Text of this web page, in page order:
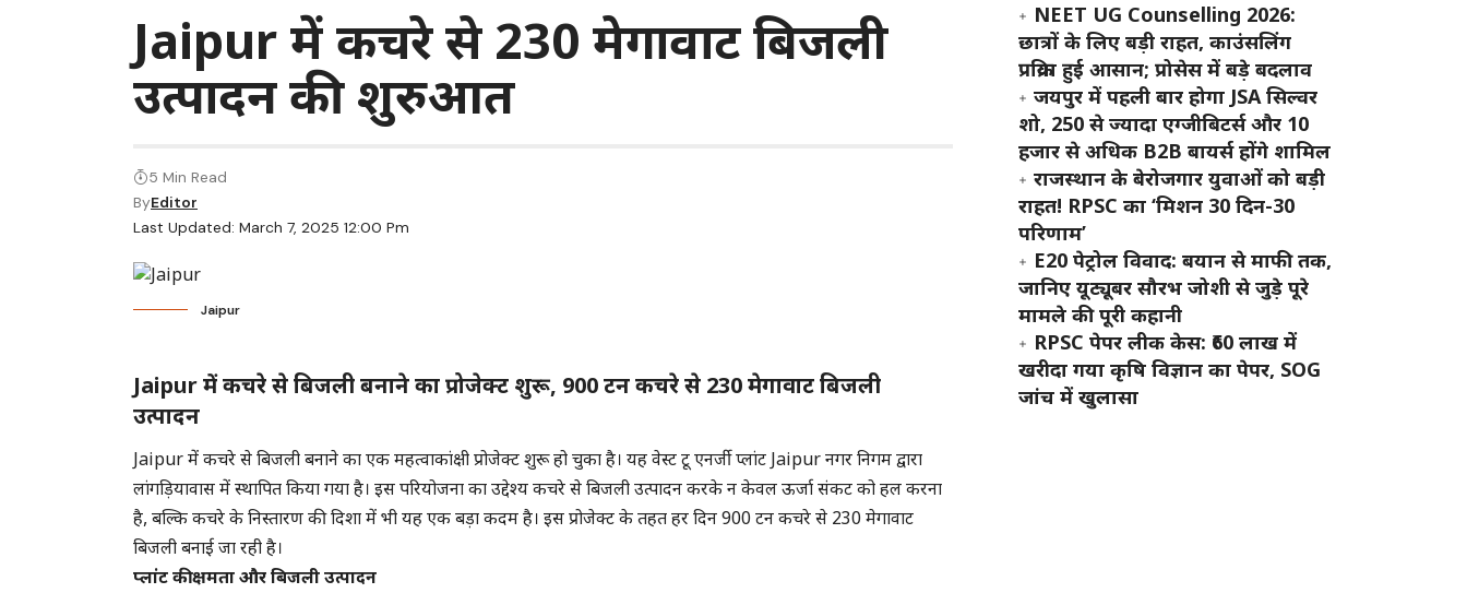
Jaipur में कचरे से 230 मेगावाट बिजली
उत्पादन की शुरुआत
Last Updated: March 7, 2025 12:00 Pm
ByEditor
5 Min Read
Jaipur
Jaipur में कचरे से बिजली बनाने का प्रोजेक्ट शुरू, 900 टन कचरे से 230 मेगावाट बिजली
उत्पादन
Jaipur में कचरे से बिजली बनाने का एक महत्वाकांक्षी प्रोजेक्ट शुरू हो चुका है। यह वेस्ट टू एनर्जी प्लांट Jaipur नगर निगम द्वारा
लांगड़ियावास में स्थापित किया गया है। इस परियोजना का उद्देश्य कचरे से बिजली उत्पादन करके न केवल ऊर्जा संकट को हल करना
है, बल्कि कचरे के निस्तारण की दिशा में भी यह एक बड़ा कदम है। इस प्रोजेक्ट के तहत हर दिन 900 टन कचरे से 230 मेगावाट
बिजली बनाई जा रही है।
प्लांट की क्षमता और बिजली उत्पादन
NEET UG Counselling 2026:
छात्रों के लिए बड़ी राहत, काउंसलिंग
प्रक्रिया हुई आसान; प्रोसेस में बड़े बदलाव
जयपुर में पहली बार होगा JSA सिल्वर
शो, 250 से ज्यादा एग्जीबिटर्स और 10
हजार से अधिक B2B बायर्स होंगे शामिल
राजस्थान के बेरोजगार युवाओं को बड़ी
राहत! RPSC का ‘मिशन 30 दिन-30
परिणाम’
E20 पेट्रोल विवाद: बयान से माफी तक,
जानिए यूट्यूबर सौरभ जोशी से जुड़े पूरे
मामले की पूरी कहानी
RPSC पेपर लीक केस: ₹60 लाख में
खरीदा गया कृषि विज्ञान का पेपर, SOG
जांच में खुलासा